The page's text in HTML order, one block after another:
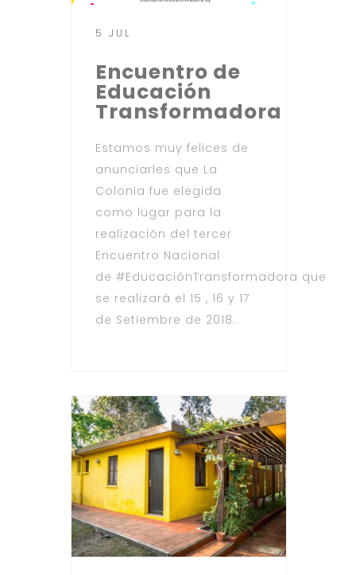
5 JUL
Encuentro de
Educación
Transformadora
Estamos muy felices de
anunciarles que La
Colonia fue elegida
como lugar para la
realización del tercer
Encuentro Nacional
de #EducaciónTransformadora que
se realizará el 15 , 16 y 17
de Setiembre de 2018.